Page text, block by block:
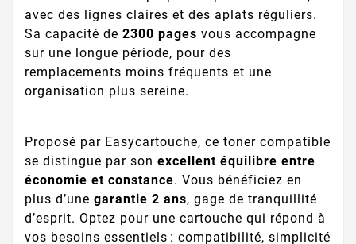
avec des lignes claires et des aplats réguliers.
Sa capacité de 2300 pages vous accompagne
sur une longue période, pour des
remplacements moins fréquents et une
organisation plus sereine.
Proposé par Easycartouche, ce toner compatible
se distingue par son excellent équilibre entre
économie et constance. Vous bénéficiez en
plus d’une garantie 2 ans, gage de tranquillité
d’esprit. Optez pour une cartouche qui répond à
vos besoins essentiels : compatibilité, simplicité